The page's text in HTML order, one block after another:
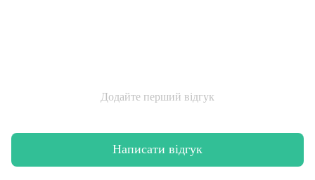
Додайте перший відгук
Написати відгук